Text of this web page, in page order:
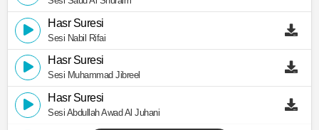
Hasr Suresi
Sesi Nabil Rifai
Hasr Suresi
Sesi Muhammad Jibreel
Hasr Suresi
Sesi Abdullah Awad Al Juhani